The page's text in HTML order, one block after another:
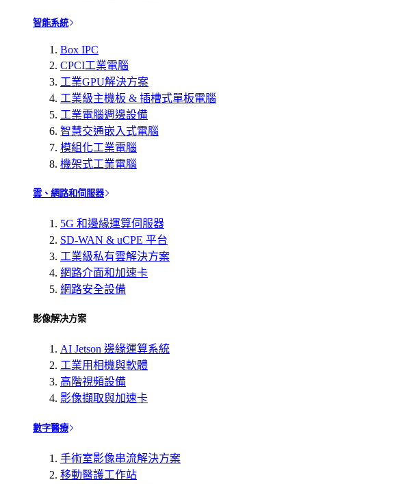
智能系統
Box IPC
CPCI工業電腦
工業GPU解決方案
工業級主機板 & 插槽式單板電腦
工業電腦週邊設備
智慧交通嵌入式電腦
模組化工業電腦
機架式工業電腦
雲、網路和伺服器
5G 和邊緣運算伺服器
SD-WAN & uCPE 平台
工業級私有雲解決方案
網路介面和加速卡
網路安全設備
影像解决方案
AI Jetson 邊緣運算系統
工業用相機與軟體
高階視頻設備
影像擷取與加速卡
數字醫療
手術室影像串流解決方案
移動醫護工作站